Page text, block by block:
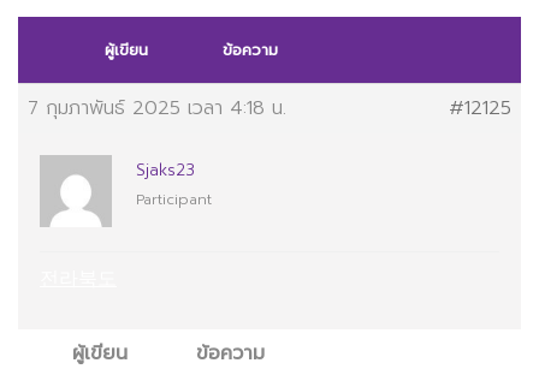
ผู้เขียน ข้อความ
7 กุมภาพันธ์ 2025 เวลา 4:18 น. #12125
Sjaks23
Participant
ผู้เขียน ข้อความ